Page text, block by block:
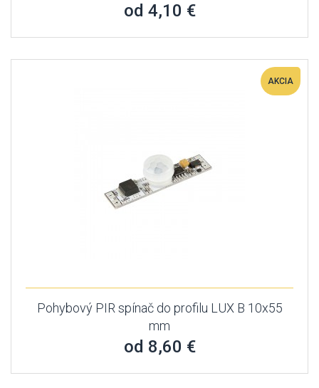
od 4,10 €
AKCIA
Pohybový PIR spínač do profilu LUX B 10x55
mm
od 8,60 €